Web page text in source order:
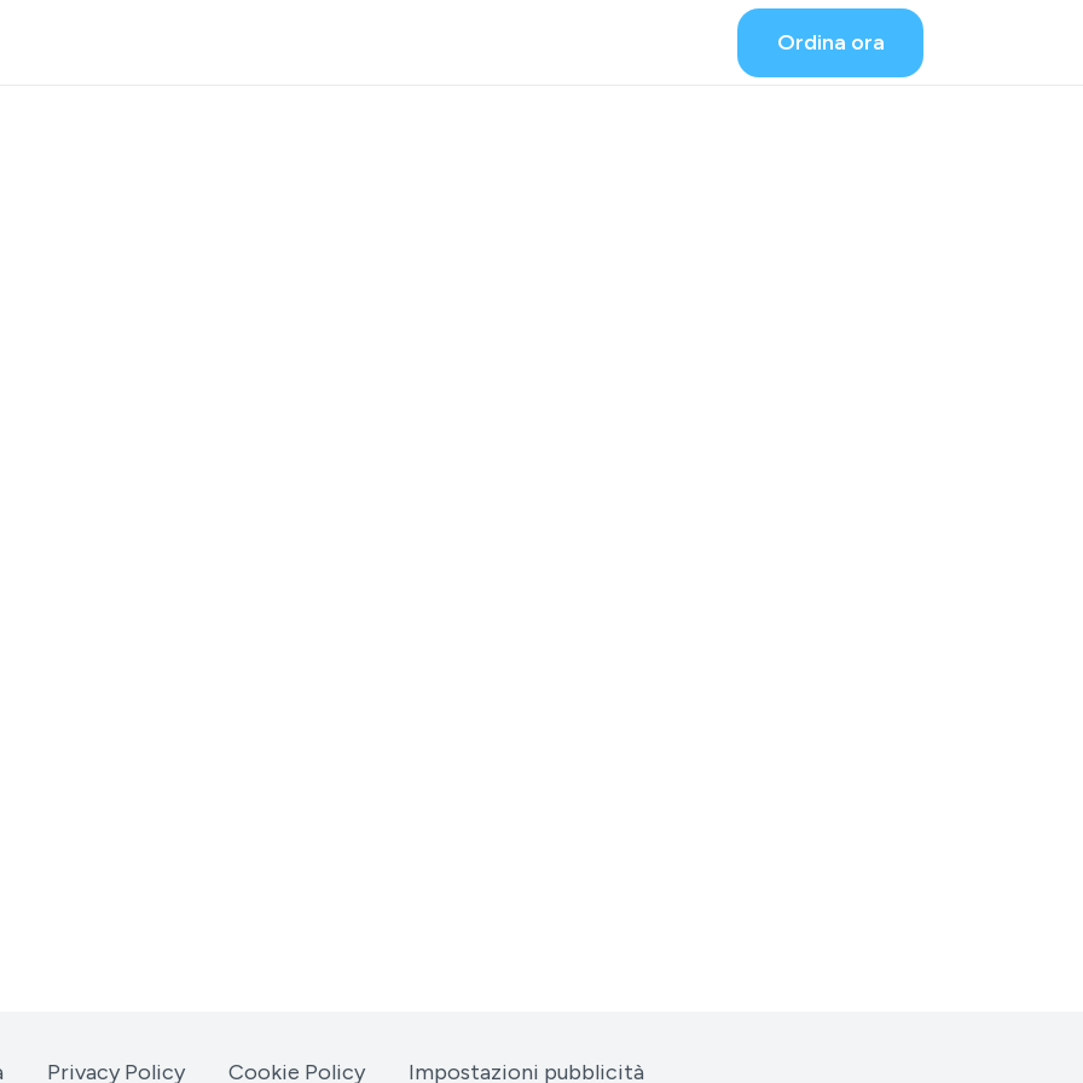
Ordina ora
Privacy Policy Cookie Policy Impostazioni pubblicità